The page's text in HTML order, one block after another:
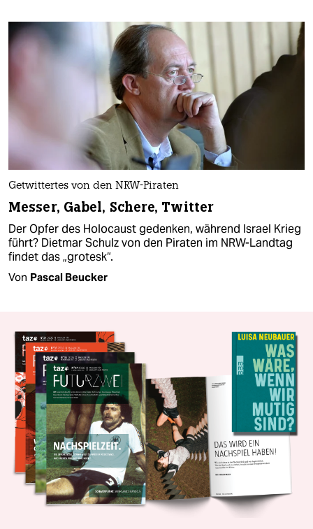
Getwittertes von den NRW-Piraten
Messer, Gabel, Schere, Twitter
Der Opfer des Holocaust gedenken, während Israel Krieg
führt? Dietmar Schulz von den Piraten im NRW-Landtag
findet das „grotesk“.
Von Pascal Beucker